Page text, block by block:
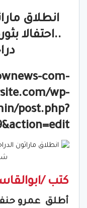
انطلاق
com-
wp-
post.php?
كتب /
أطلق عمرو